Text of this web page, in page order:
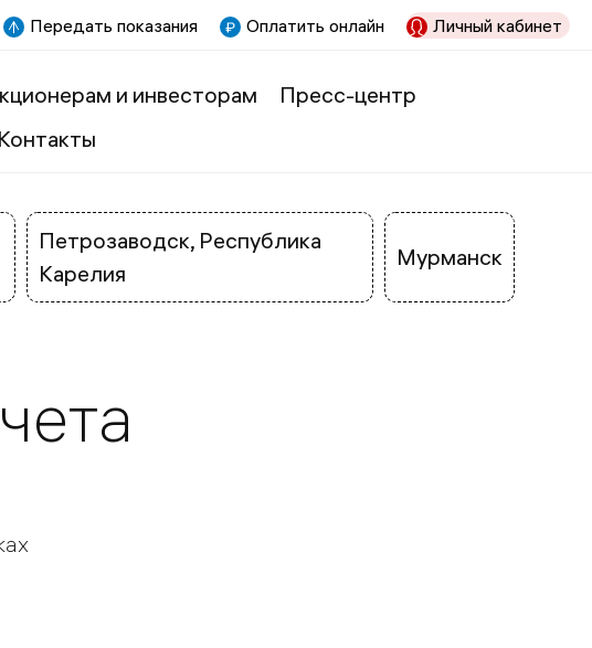
Передать показания Оплатить онлайн Личный кабинет
и инвесторам
Пресс-центр
Контакты
Петрозаводск, Республика
Карелия
Мурманск